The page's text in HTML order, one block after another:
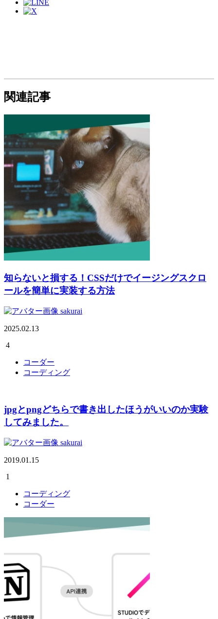
関連記事
知らないと損する！CSSだけでイージングスクロ
ールを簡単に実装する方法
sakurai
2025.02.13
4
コーダー
コーディング
jpgとpngどちらで書き出したほうがいいのか実験
してみました。
sakurai
2019.01.15
1
コーディング
コーダー